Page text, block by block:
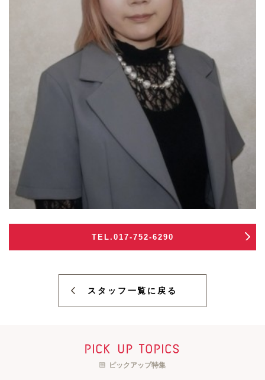
TEL.017-752-6290
スタッフ一覧に戻る
pick up topics
ピックアップ特集